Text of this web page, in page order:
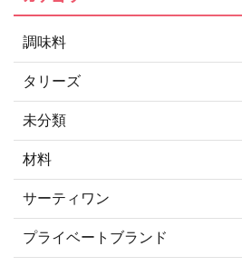
調味料
タリーズ
未分類
材料
サーティワン
プライベートブランド